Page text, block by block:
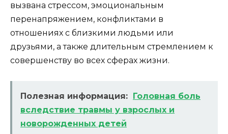
вызвана стрессом, эмоциональным
перенапряжением, конфликтами в
отношениях с близкими людьми или
друзьями, а также длительным стремлением к
совершенству во всех сферах жизни.
Полезная информация:
Головная боль
вследствие травмы у взрослых и
новорожденных детей